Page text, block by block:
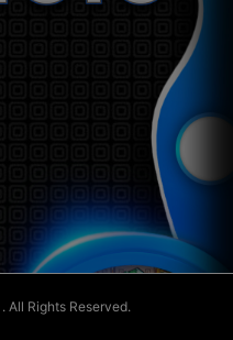
. All Rights Reserved.